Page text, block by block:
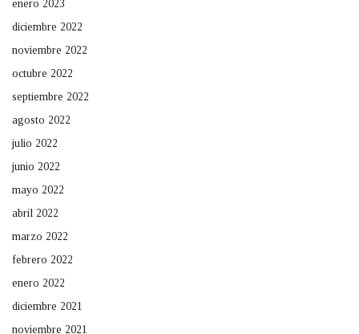
enero 2023
diciembre 2022
noviembre 2022
octubre 2022
septiembre 2022
agosto 2022
julio 2022
junio 2022
mayo 2022
abril 2022
marzo 2022
febrero 2022
enero 2022
diciembre 2021
noviembre 2021